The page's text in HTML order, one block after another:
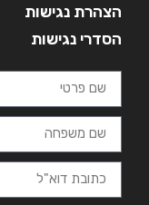
הצהרת נגישות
הסדרי נגישות